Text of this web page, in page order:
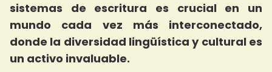
sistemas de escritura es crucial en un
mundo cada vez más interconectado,
donde la diversidad lingüística y cultural es
un activo invaluable.